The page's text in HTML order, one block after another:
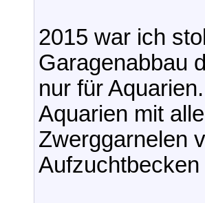
2015 war ich
Garagenabbau
nur für
Aquarien mit
Zwerggarnelen